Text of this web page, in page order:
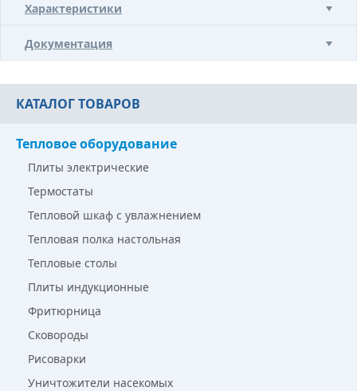
Характеристики
Документация
КАТАЛОГ ТОВАРОВ
Тепловое оборудование
Плиты электрические
Термостаты
Тепловой шкаф с увлажнением
Тепловая полка настольная
Тепловые столы
Плиты индукционные
Фритюрница
Сковороды
Рисоварки
Уничтожители насекомых